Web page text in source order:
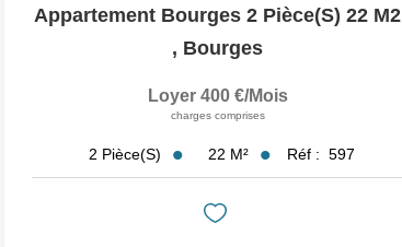
Appartement Bourges 2 Pièce(s) 22 M2
, Bourges
Loyer 400 €/mois
charges comprises
2 Pièce(s) 22 M² Réf : 597